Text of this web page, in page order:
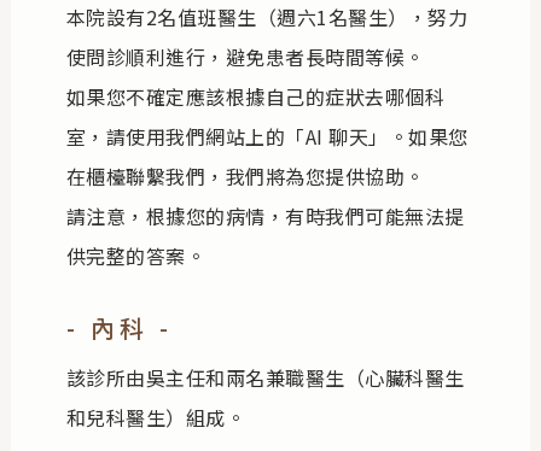
本院設有2名值班醫生（週六1名醫生），努力
使問診順利進行，避免患者長時間等候。
如果您不確定應該根據自己的症狀去哪個科
室，請使用我們網站上的「AI 聊天」。如果您
在櫃檯聯繫我們，我們將為您提供協助。
請注意，根據您的病情，有時我們可能無法提
供完整的答案。
- 內科 -
該診所由吳主任和兩名兼職醫生（心臟科醫生
和兒科醫生）組成。